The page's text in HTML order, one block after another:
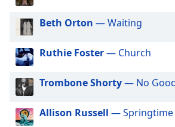
Beginning
dialog
window.
Escape
cancel
and
close
Beth Orton — Waiting
Ruthie Foster— Church
Trombone Shorty— No
Allison Russell — Springtime